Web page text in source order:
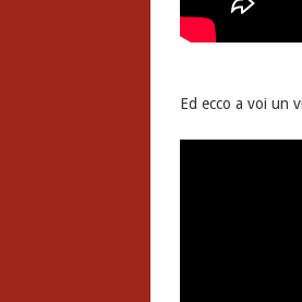
Ed ecco a voi un